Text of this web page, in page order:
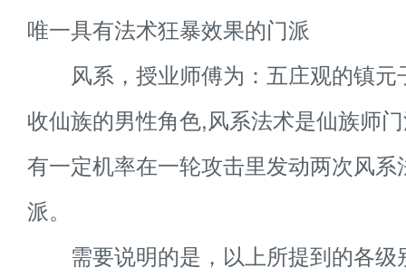
唯一具有法术狂暴效果的门派
风系，授业师傅为：五庄观的镇元
收仙族的男性角色,风系法术是仙族师
有一定机率在一轮攻击里发动两次风系
派。
需要说明的是，以上所提到的各级